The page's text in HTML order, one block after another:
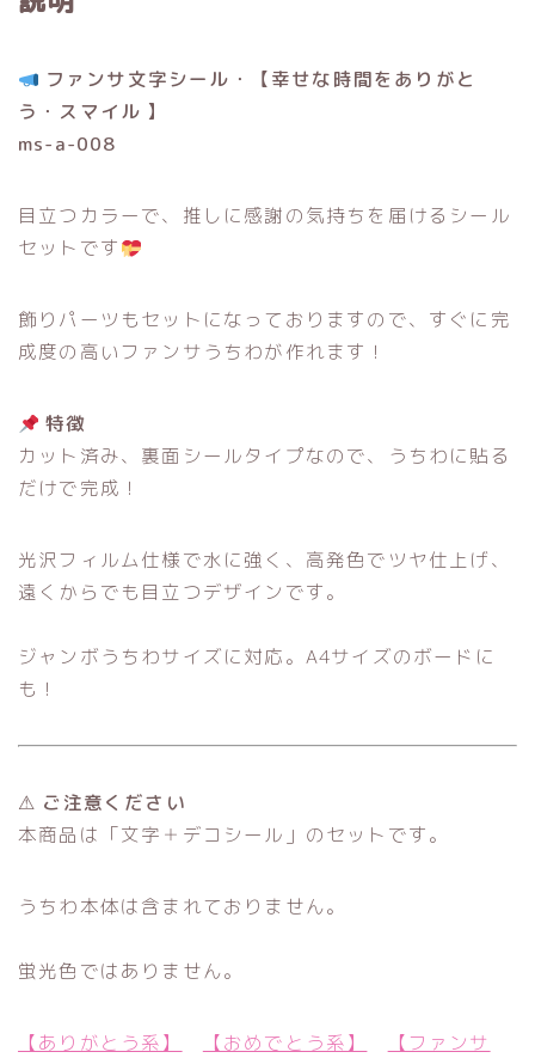
・
ス
マ
ル
個
ファンサ文字シール・【幸せな時間をありがと
う・スマイル 】
ms-a-008
目立つカラーで、推しに感謝の気持ちを届けるシール
セットです
飾りパーツもセットになっておりますので、すぐに完
成度の高いファンサうちわが作れます！
特徴
カット済み、裏面シールタイプなので、うちわに貼る
だけで完成！
光沢フィルム仕様で水に強く、高発色でツヤ仕上げ、
遠くからでも目立つデザインです。
ジャンボうちわサイズに対応。A4サイズのボードに
も！
⚠ ご注意ください
本商品は「文字＋デコシール」のセットです。
うちわ本体は含まれておりません。
蛍光色ではありません。
【ありがとう系】 【おめでとう系】
【ファンサ